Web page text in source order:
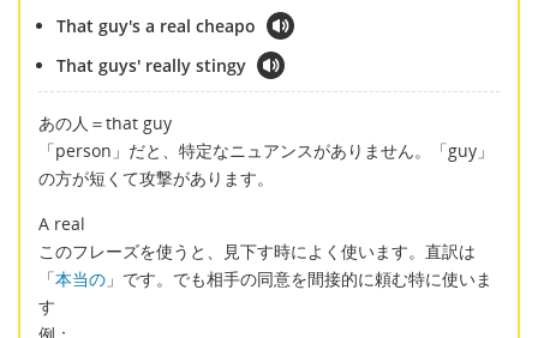
That guy's a real cheapo
That guys' really stingy
あの人＝that guy
「person」だと、特定なニュアンスがありません。「guy」
の方が短くて攻撃があります。
A real
このフレーズを使うと、見下す時によく使います。直訳は
「本当の 」です。でも相手の同意を間接的に頼む特に使いま
す